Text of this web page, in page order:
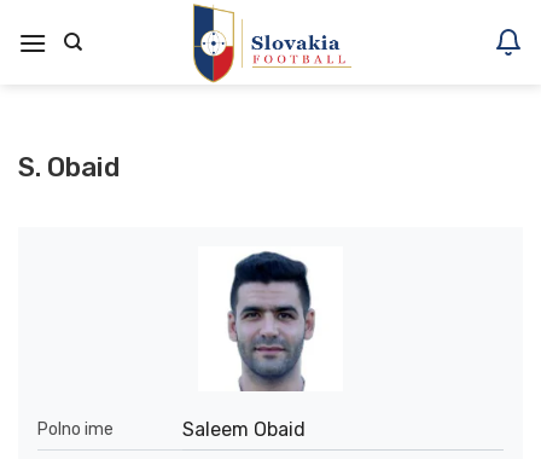
na
S. Obaid
Polno ime Saleem Obaid